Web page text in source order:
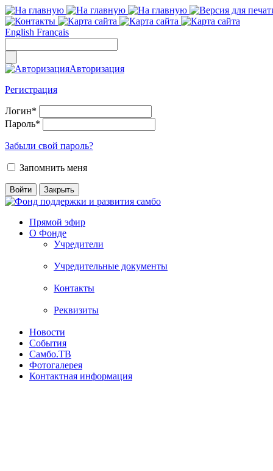
English Français
Авторизация
Регистрация
Логин*
Пароль*
Забыли свой пароль?
Запомнить меня
Прямой эфир
О Фонде
Учредители
Учредительные документы
Контакты
Реквизиты
Новости
События
Самбо.ТВ
Фотогалерея
Контактная информация